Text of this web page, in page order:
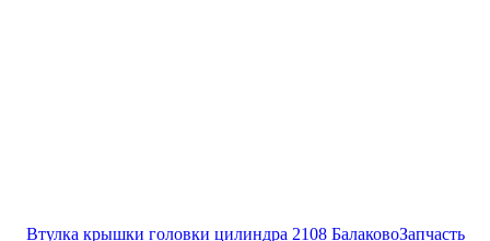
Втулка крышки головки цилиндра 2108 БалаковоЗапчасть